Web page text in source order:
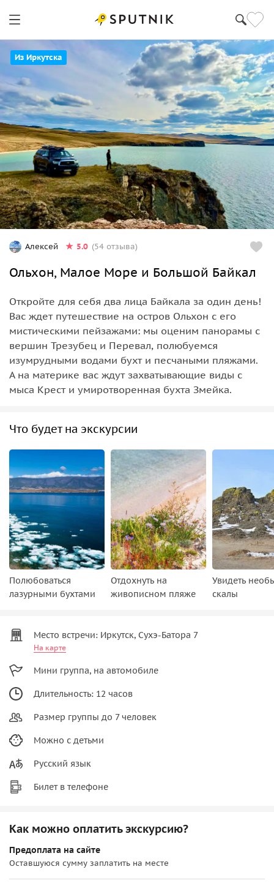
Из Иркутска
Алексей 5.0 (54 отзыва)
Ольхон, Малое Море и Большой Байкал
Откройте для себя два лица Байкала за один день!
Вас ждет путешествие на остров Ольхон с его
мистическими пейзажами: мы оценим панорамы с
вершин Трезубец и Перевал, полюбуемся
изумрудными водами бухт и песчаными пляжами.
А на материке вас ждут захватывающие виды с
мыса Крест и умиротворенная бухта Змейка.
Что будет на экскурсии
Полюбоваться
лазурными бухтами
Отдохнуть на
живописном пляже
Увидеть
скалы
Место встречи: Иркутск, Сухэ-Батора 7
На карте
Мини группа, на автомобиле
Длительность: 12 часов
Размер группы до 7 человек
Можно с детьми
Русский язык
Билет в телефоне
Как можно оплатить экскурсию?
Предоплата на сайте
Оставшуюся сумму заплатить на месте